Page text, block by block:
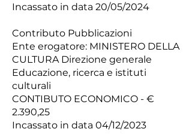
Incassato in data 20/05/2024
Contributo Pubblicazioni
Ente erogatore: MINISTERO DELLA
CULTURA Direzione generale
Educazione, ricerca e istituti
culturali
CONTIBUTO ECONOMICO - €
2.390,25
Incassato in data 04/12/2023